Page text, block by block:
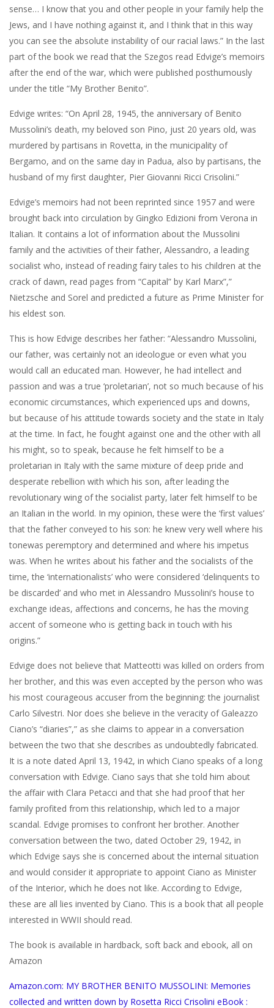
sense… I know that you and other people in your family help the
Jews, and I have nothing against it, and I think that in this way
you can see the absolute instability of our racial laws.” In the last
part of the book we read that the Szegos read Edvige’s memoirs
after the end of the war, which were published posthumously
under the title “My Brother Benito”.
Edvige writes: “On April 28, 1945, the anniversary of Benito
Mussolini’s death, my beloved son Pino, just 20 years old, was
murdered by partisans in Rovetta, in the municipality of
Bergamo, and on the same day in Padua, also by partisans, the
husband of my first daughter, Pier Giovanni Ricci Crisolini.”
Edvige’s memoirs had not been reprinted since 1957 and were
brought back into circulation by Gingko Edizioni from Verona in
Italian. It contains a lot of information about the Mussolini
family and the activities of their father, Alessandro, a leading
socialist who, instead of reading fairy tales to his children at the
crack of dawn, read pages from “Capital” by Karl Marx”,”
Nietzsche and Sorel and predicted a future as Prime Minister for
his eldest son.
This is how Edvige describes her father: “Alessandro Mussolini,
our father, was certainly not an ideologue or even what you
would call an educated man. However, he had intellect and
passion and was a true ‘proletarian’, not so much because of his
economic circumstances, which experienced ups and downs,
but because of his attitude towards society and the state in Italy
at the time. In fact, he fought against one and the other with all
his might, so to speak, because he felt himself to be a
proletarian in Italy with the same mixture of deep pride and
desperate rebellion with which his son, after leading the
revolutionary wing of the socialist party, later felt himself to be
an Italian in the world. In my opinion, these were the ‘first values’
that the father conveyed to his son: he knew very well where his
tonewas peremptory and determined and where his impetus
was. When he writes about his father and the socialists of the
time, the ‘internationalists’ who were considered ‘delinquents to
be discarded’ and who met in Alessandro Mussolini’s house to
exchange ideas, affections and concerns, he has the moving
accent of someone who is getting back in touch with his
origins.”
Edvige does not believe that Matteotti was killed on orders from
her brother, and this was even accepted by the person who was
his most courageous accuser from the beginning: the journalist
Carlo Silvestri. Nor does she believe in the veracity of Galeazzo
Ciano’s “diaries”,” as she claims to appear in a conversation
between the two that she describes as undoubtedly fabricated.
It is a note dated April 13, 1942, in which Ciano speaks of a long
conversation with Edvige. Ciano says that she told him about
the affair with Clara Petacci and that she had proof that her
family profited from this relationship, which led to a major
scandal. Edvige promises to confront her brother. Another
conversation between the two, dated October 29, 1942, in
which Edvige says she is concerned about the internal situation
and would consider it appropriate to appoint Ciano as Minister
of the Interior, which he does not like. According to Edvige,
these are all lies invented by Ciano. This is a book that all people
interested in WWII should read.
The book is available in hardback, soft back and ebook, all on
Amazon
Amazon.com: MY BROTHER BENITO MUSSOLINI: Memories
collected and written down by Rosetta Ricci Crisolini eBook :